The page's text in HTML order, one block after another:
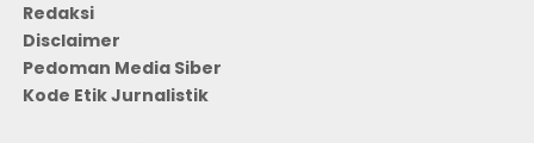
Redaksi
Disclaimer
Pedoman Media Siber
Kode Etik Jurnalistik